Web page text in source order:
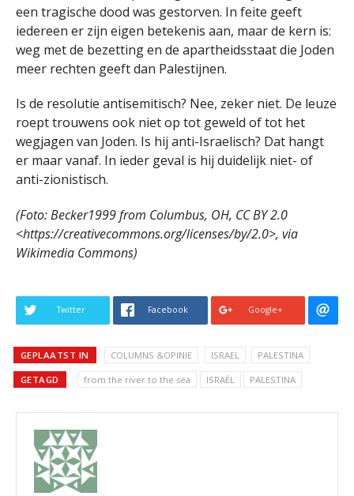
een tragische dood was gestorven. In feite geeft
iedereen er zijn eigen betekenis aan, maar de kern is:
weg met de bezetting en de apartheidsstaat die Joden
meer rechten geeft dan Palestijnen.
Is de resolutie antisemitisch? Nee, zeker niet. De leuze
roept trouwens ook niet op tot geweld of tot het
wegjagen van Joden. Is hij anti-Israelisch? Dat hangt
er maar vanaf. In ieder geval is hij duidelijk niet- of
anti-zionistisch.
(Foto: Becker1999 from Columbus, OH, CC BY 2.0
<https://creativecommons.org/licenses/by/2.0>, via
Wikimedia Commons)
Twitter Facebook Google+
GEPLAATST IN COLUMNS &OPINIE ISRAEL PALESTINA
GETAGD from the river to the sea ISRAËL PALESTINA